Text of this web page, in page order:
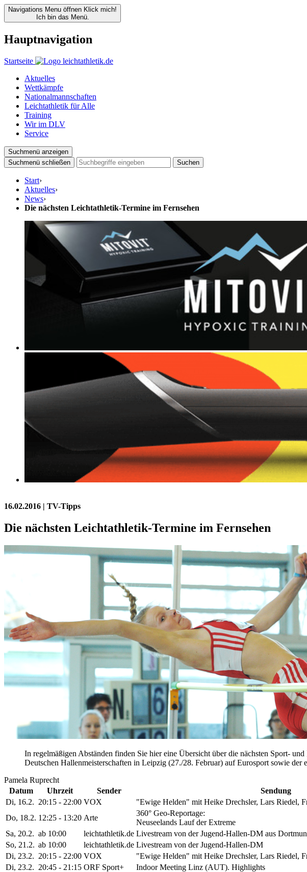
Navigations Menu öffnen Klick mich!
Ich bin das Menü.
Hauptnavigation
Startseite
Aktuelles
Wettkämpfe
Nationalmannschaften
Leichtathletik für Alle
Training
Wir im DLV
Service
Suchmenü anzeigen
Suchmenü schließen
Suchen
Start›
Aktuelles›
News›
Die nächsten Leichtathletik-Termine im Fernsehen
16.02.2016 | TV-Tipps
Die nächsten Leichtathletik-Termine im Fernsehen
In regelmäßigen Abständen finden Sie hier eine Übersicht über die nächsten Sport-
Deutschen Hallenmeisterschaften in Leipzig (27./28. Februar) auf Eurosport sowie
Pamela Ruprecht
Datum
Uhrzeit Sender
Sendung
Di, 16.2. 20:15 - 22:00 VOX
"Ewige Helden" mit Heike Drechsler, Lars Riedel,
Do, 18.2. 12:25 - 13:20 Arte
360° Geo-Reportage:
Neuseelands Lauf der Extreme
Sa, 20.2. ab 10:00 leichtathletik.de Livestream von der Jugend-Hallen-DM aus
So, 21.2. ab 10:00 leichtathletik.de Livestream von der Jugend-Hallen-DM
Di, 23.2. 20:15 - 22:00 VOX
"Ewige Helden" mit Heike Drechsler, Lars Riedel,
Di, 23.2. 20:45 - 21:15 ORF Sport+
Indoor Meeting Linz (AUT). Highlights